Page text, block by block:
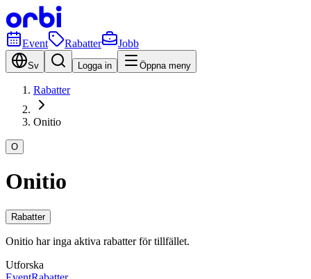
Event Rabatter Jobb
Sv Logga in Öppna meny
Rabatter
Onitio
O
Onitio
Rabatter
Onitio har inga aktiva rabatter för tillfället.
Utforska